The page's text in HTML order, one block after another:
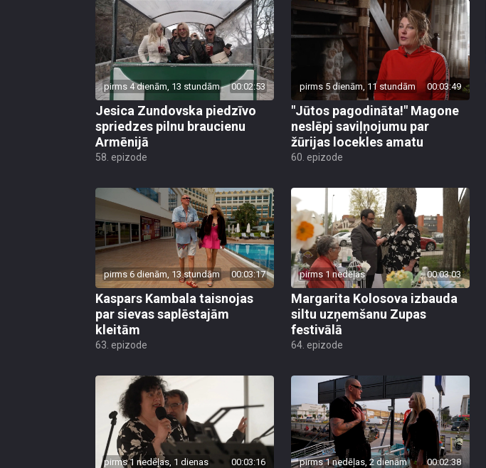
pirms 4 dienām, 13 stundām 00:02:53
Jesica Zundovska piedzīvo
spriedzes pilnu braucienu
Armēnijā
58. epizode
pirms 5 dienām, 11 stundām 00:03:49
"Jūtos pagodināta!" Magone
neslēpj saviļņojumu par
žūrijas locekles amatu
60. epizode
pirms 6 dienām, 13 stundām 00:03:17
Kaspars Kambala taisnojas
par sievas saplēstajām
kleitām
63. epizode
pirms 1 nedēļas 00:03:03
Margarita Kolosova izbauda
siltu uzņemšanu Zupas
festivālā
64. epizode
pirms 1 nedēļas, 1 dienas 00:03:16 pirms 1 nedēļas, 2 dienām 00:02:38